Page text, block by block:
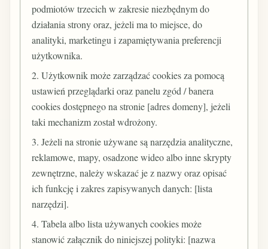
podmiotów trzecich w zakresie niezbędnym do
działania strony oraz, jeżeli ma to miejsce, do
analityki, marketingu i zapamiętywania preferencji
użytkownika.
2. Użytkownik może zarządzać cookies za pomocą
ustawień przeglądarki oraz panelu zgód / banera
cookies dostępnego na stronie [adres domeny], jeżeli
taki mechanizm został wdrożony.
3. Jeżeli na stronie używane są narzędzia analityczne,
reklamowe, mapy, osadzone wideo albo inne skrypty
zewnętrzne, należy wskazać je z nazwy oraz opisać
ich funkcję i zakres zapisywanych danych: [lista
narzędzi].
4. Tabela albo lista używanych cookies może
stanowić załącznik do niniejszej polityki: [nazwa